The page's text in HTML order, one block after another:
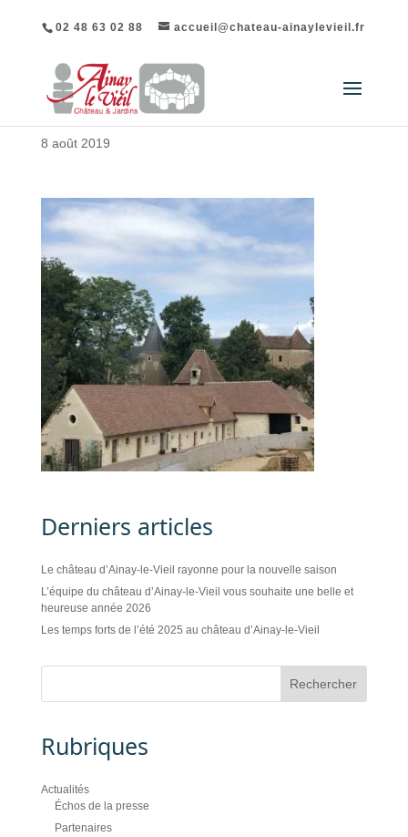
02 48 63 02 88 accueil@chateau-ainaylevieil.fr
8 août 2019
Derniers articles
Le château d’Ainay-le-Vieil rayonne pour la nouvelle saison
L’équipe du château d’Ainay-le-Vieil vous souhaite une belle et
heureuse année 2026
Les temps forts de l’été 2025 au château d’Ainay-le-Vieil
Rubriques
Actualités
Échos de la presse
Partenaires